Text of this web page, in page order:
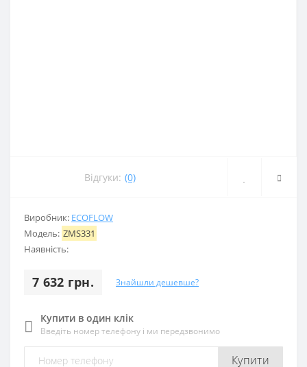
Відгуки: (0)
Виробник: ECOFLOW
Модель: ZMS331
Наявність:
7 632 грн. Знайшли дешевше?
Купити в один клік
Введіть номер телефону і ми передзвонимо
Купити